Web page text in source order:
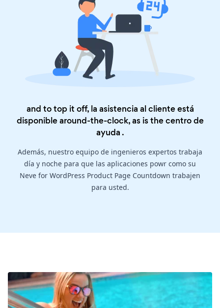
and to top it off, la asistencia al cliente está
disponible around-the-clock, as is thecentro de
ayuda .
Además, nuestro equipo de ingenieros expertos trabaja
día y noche para que las aplicaciones powr como su
Neve for WordPress Product Page Countdown trabajen
para usted.